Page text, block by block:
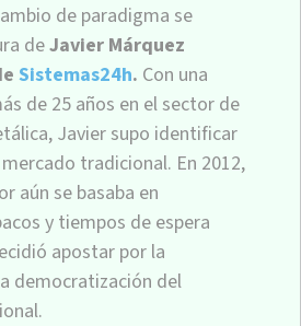
de paradigma se
deJavier Márquez
Sistemas24h. Con una
de 25 años en el sector de
Javier supo identificar
tradicional. En 2012,
aún se basaba en
y tiempos de espera
apostar por la
democratización del